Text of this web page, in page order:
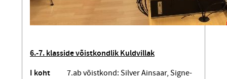
6.-7. klasside võistkondlik Kuldvillak
I koht 7.ab võistkond: Silver Ainsaar, Signe-